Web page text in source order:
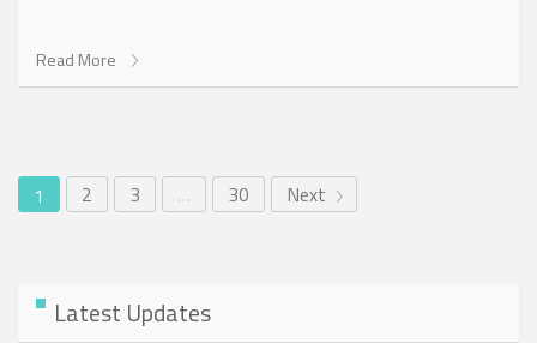
Read More
1 2 3 … 30 Next
Latest Updates